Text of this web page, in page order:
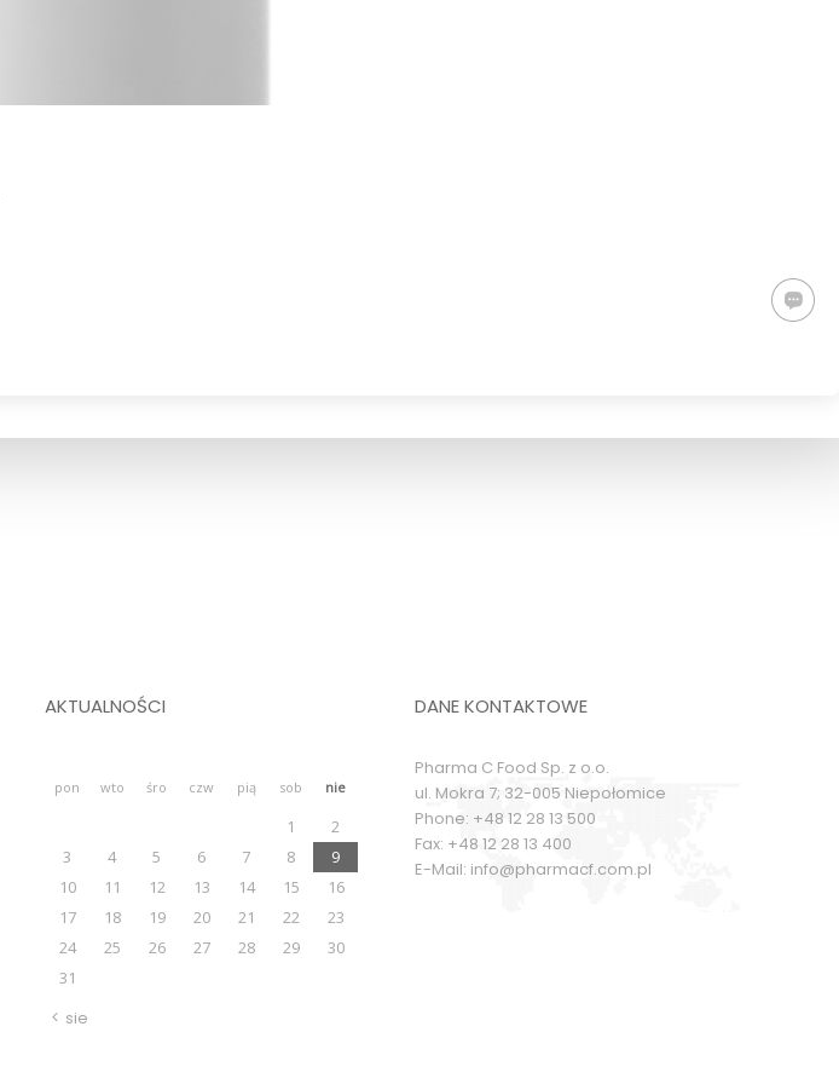
AKTUALNOŚCI
pon wto śro czw pią sob nie
sie
1
2
3
4 5 6 7 8
9
10
11 12 13 14 15
16
17
18 19 20 21 22
23
24
25 26 27 28 29
30
31
DANE KONTAKTOWE
Pharma C Food Sp. z o.o.
ul. Mokra 7; 32-005 Niepołomice
Phone: +48 12 28 13 500
Fax: +48 12 28 13 400
E-Mail: info@pharmacf.com.pl